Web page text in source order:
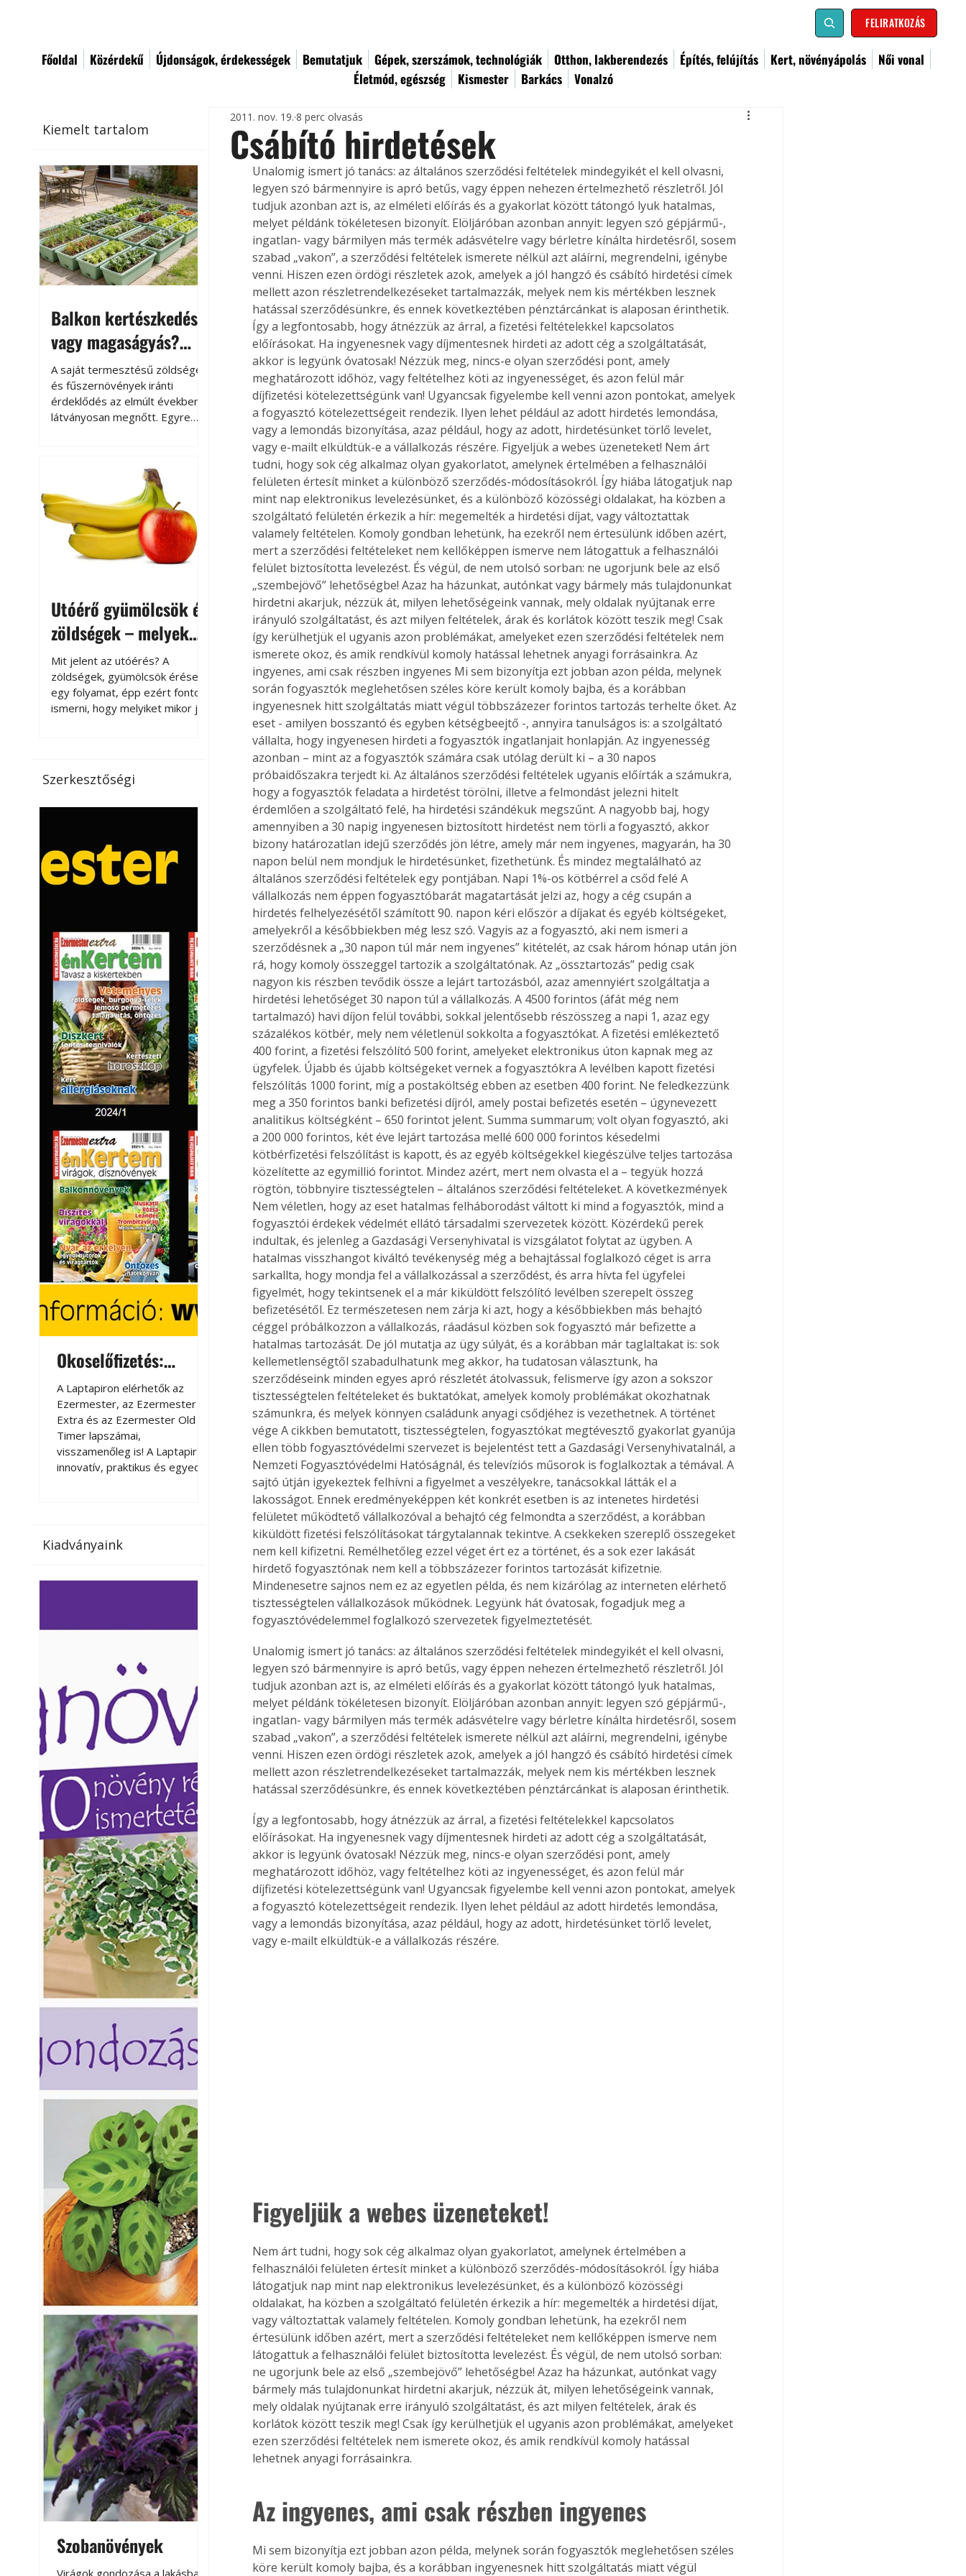
FELIRATKOZÁS
Főoldal Közérdekű Újdonságok, érdekességek Bemutatjuk Gépek, szerszámok, technológiák Otthon, lakberendezés Építés, felújítás Kert, növényápolás
Női vonal
Életmód, egészség
Kismester Barkács Vonalzó
Kiemelt tartalom
Balkon kertészkedés
vagy magaságyás?
Helytakarékos
kertészkedés
A saját termesztésű zöldségek
és fűszernövények iránti
érdeklődés az elmúlt években
látványosan megnőtt. Egyre
kertészkedés sokak számára
kikapcsolódást és feltöltődést
is jelent.
Utóérő gyümölcsök és
zöldségek – melyek
érnek tovább leszedés
után?
Mit jelent az utóérés? A
zöldségek, gyümölcsök érése
egy folyamat, épp ezért fontos
ismerni, hogy melyiket mikor jó
paradicsomot sokszor
gazdasági érettségben, azaz
Utóérik eközben, de nem lesz
olyan ízű, mint amit a saját
kertünkben, biológiai
tárolható h
Szerkesztőségi
Okoselőfizetés:
Ezermester Extra
A Laptapiron elérhetők az
Ezermester, az Ezermester
Extra és az Ezermester Old
Timer lapszámai,
visszamenőleg is! A Laptapir új,
innovatív, praktikus és egyedi
az otthonában, útközben vagy
elérhetők lapszámaink. Bárhol,
Okoselőfizetés
A Laptapiron elérhetők az
Ezermester, az Ezermester
Extra és az Ezermester Old
Timer lapszámai,
visszamenőleg is! A Laptapir új,
innovatív, praktikus és egyedi
megoldás a nyomtatott
magazinok digitális olvasására
számítógépen, okostelefonon
vagy táblagépen. Kényelmesen
az otthonában, útközben vagy
nyaralás, pihenés alatt is
elérhetők lapszámaink. Bárhol,
bármikor, akár külföldön élve
vagy dolgozva is olvashatók az
Ezermester lapszámai. A
mert: – t
Együtt jobban megéri!
Bővebb információ itt!
Együtt jobban megéri! A
könyvek tetszőleges
párosítással kedvezményes
áron, 0 Ft postaköltséggel
megrendelhetők!
Kiadványaink
Szobanövények
Virágoskert: kertben,
teraszon, lakásban
Gyógyító növények: a
természet kincsei az
Csábító hirdetések
2011. nov. 19. 8 perc olvasás
Unalomig ismert jó tanács: az általános szerződési feltételek mindegyikét el kell olvasni,
legyen szó bármennyire is apró betűs, vagy éppen nehezen értelmezhető részletről. Jól
tudjuk azonban azt is, az elméleti előírás és a gyakorlat között tátongó lyuk hatalmas,
melyet példánk tökéletesen bizonyít. Elöljáróban azonban annyit: legyen szó gépjármű-,
ingatlan- vagy bármilyen más termék adásvételre vagy bérletre kínálta hirdetésről, sosem
szabad „vakon”, a szerződési feltételek ismerete nélkül azt aláírni, megrendelni, igénybe
venni. Hiszen ezen ördögi részletek azok, amelyek a jól hangzó és csábító hirdetési címek
mellett azon részletrendelkezéseket tartalmazzák, melyek nem kis mértékben lesznek
hatással szerződésünkre, és ennek következtében pénztárcánkat is alaposan érinthetik.
Így a legfontosabb, hogy átnézzük az árral, a fizetési feltételekkel kapcsolatos
előírásokat. Ha ingyenesnek vagy díjmentesnek hirdeti az adott cég a szolgáltatását,
akkor is legyünk óvatosak! Nézzük meg, nincs-e olyan szerződési pont, amely
meghatározott időhöz, vagy feltételhez köti az ingyenességet, és azon felül már
díjfizetési kötelezettségünk van! Ugyancsak figyelembe kell venni azon pontokat, amelyek
a fogyasztó kötelezettségeit rendezik. Ilyen lehet például az adott hirdetés lemondása,
vagy a lemondás bizonyítása, azaz például, hogy az adott, hirdetésünket törlő levelet,
vagy e-mailt elküldtük-e a vállalkozás részére. Figyeljük a webes üzeneteket! Nem árt
tudni, hogy sok cég alkalmaz olyan gyakorlatot, amelynek értelmében a felhasználói
felületen értesít minket a különböző szerződés-módosításokról. Így hiába látogatjuk nap
mint nap elektronikus levelezésünket, és a különböző közösségi oldalakat, ha közben a
szolgáltató felületén érkezik a hír: megemelték a hirdetési díjat, vagy változtattak
valamely feltételen. Komoly gondban lehetünk, ha ezekről nem értesülünk időben azért,
mert a szerződési feltételeket nem kellőképpen ismerve nem látogattuk a felhasználói
felület biztosította levelezést. És végül, de nem utolsó sorban: ne ugorjunk bele az első
„szembejövő” lehetőségbe! Azaz ha házunkat, autónkat vagy bármely más tulajdonunkat
hirdetni akarjuk, nézzük át, milyen lehetőségeink vannak, mely oldalak nyújtanak erre
irányuló szolgáltatást, és azt milyen feltételek, árak és korlátok között teszik meg! Csak
így kerülhetjük el ugyanis azon problémákat, amelyeket ezen szerződési feltételek nem
ismerete okoz, és amik rendkívül komoly hatással lehetnek anyagi forrásainkra. Az
ingyenes, ami csak részben ingyenes Mi sem bizonyítja ezt jobban azon példa, melynek
során fogyasztók meglehetősen széles köre került komoly bajba, és a korábban
ingyenesnek hitt szolgáltatás miatt végül többszázezer forintos tartozás terhelte őket. Az
eset - amilyen bosszantó és egyben kétségbeejtő -, annyira tanulságos is: a szolgáltató
vállalta, hogy ingyenesen hirdeti a fogyasztók ingatlanjait honlapján. Az ingyenesség
azonban – mint az a fogyasztók számára csak utólag derült ki – a 30 napos
próbaidőszakra terjedt ki. Az általános szerződési feltételek ugyanis előírták a számukra,
hogy a fogyasztók feladata a hirdetést törölni, illetve a felmondást jelezni hitelt
érdemlően a szolgáltató felé, ha hirdetési szándékuk megszűnt. A nagyobb baj, hogy
amennyiben a 30 napig ingyenesen biztosított hirdetést nem törli a fogyasztó, akkor
bizony határozatlan idejű szerződés jön létre, amely már nem ingyenes, magyarán, ha 30
napon belül nem mondjuk le hirdetésünket, fizethetünk. És mindez megtalálható az
általános szerződési feltételek egy pontjában. Napi 1%-os kötbérrel a csőd felé A
vállalkozás nem éppen fogyasztóbarát magatartását jelzi az, hogy a cég csupán a
hirdetés felhelyezésétől számított 90. napon kéri először a díjakat és egyéb költségeket,
amelyekről a későbbiekben még lesz szó. Vagyis az a fogyasztó, aki nem ismeri a
szerződésnek a „30 napon túl már nem ingyenes” kitételét, az csak három hónap után jön
rá, hogy komoly összeggel tartozik a szolgáltatónak. Az „össztartozás” pedig csak
nagyon kis részben tevődik össze a lejárt tartozásból, azaz amennyiért szolgáltatja a
hirdetési lehetőséget 30 napon túl a vállalkozás. A 4500 forintos (áfát még nem
tartalmazó) havi díjon felül további, sokkal jelentősebb részösszeg a napi 1, azaz egy
százalékos kötbér, mely nem véletlenül sokkolta a fogyasztókat. A fizetési emlékeztető
400 forint, a fizetési felszólító 500 forint, amelyeket elektronikus úton kapnak meg az
ügyfelek. Újabb és újabb költségeket vernek a fogyasztókra A levélben kapott fizetési
felszólítás 1000 forint, míg a postaköltség ebben az esetben 400 forint. Ne feledkezzünk
meg a 350 forintos banki befizetési díjról, amely postai befizetés esetén – úgynevezett
analitikus költségként – 650 forintot jelent. Summa summarum; volt olyan fogyasztó, aki
a 200 000 forintos, két éve lejárt tartozása mellé 600 000 forintos késedelmi
kötbérfizetési felszólítást is kapott, és az egyéb költségekkel kiegészülve teljes tartozása
közelítette az egymillió forintot. Mindez azért, mert nem olvasta el a – tegyük hozzá
rögtön, többnyire tisztességtelen – általános szerződési feltételeket. A következmények
Nem véletlen, hogy az eset hatalmas felháborodást váltott ki mind a fogyasztók, mind a
fogyasztói érdekek védelmét ellátó társadalmi szervezetek között. Közérdekű perek
indultak, és jelenleg a Gazdasági Versenyhivatal is vizsgálatot folytat az ügyben. A
hatalmas visszhangot kiváltó tevékenység még a behajtással foglalkozó céget is arra
sarkallta, hogy mondja fel a vállalkozással a szerződést, és arra hívta fel ügyfelei
figyelmét, hogy tekintsenek el a már kiküldött felszólító levélben szerepelt összeg
befizetésétől. Ez természetesen nem zárja ki azt, hogy a későbbiekben más behajtó
céggel próbálkozzon a vállalkozás, ráadásul közben sok fogyasztó már befizette a
hatalmas tartozását. De jól mutatja az ügy súlyát, és a korábban már taglaltakat is: sok
kellemetlenségtől szabadulhatunk meg akkor, ha tudatosan választunk, ha
szerződéseink minden egyes apró részletét átolvassuk, felismerve így azon a sokszor
tisztességtelen feltételeket és buktatókat, amelyek komoly problémákat okozhatnak
számunkra, és melyek könnyen családunk anyagi csődjéhez is vezethetnek. A történet
vége A cikkben bemutatott, tisztességtelen, fogyasztókat megtévesztő gyakorlat gyanúja
ellen több fogyasztóvédelmi szervezet is bejelentést tett a Gazdasági Versenyhivatalnál, a
Nemzeti Fogyasztóvédelmi Hatóságnál, és televíziós műsorok is foglalkoztak a témával. A
sajtó útján igyekeztek felhívni a figyelmet a veszélyekre, tanácsokkal látták el a
lakosságot. Ennek eredményeképpen két konkrét esetben is az intenetes hirdetési
felületet működtető vállalkozóval a behajtó cég felmondta a szerződést, a korábban
kiküldött fizetési felszólításokat tárgytalannak tekintve. A csekkeken szereplő összegeket
nem kell kifizetni. Remélhetőleg ezzel véget ért ez a történet, és a sok ezer lakását
hirdető fogyasztónak nem kell a többszázezer forintos tartozását kifizetnie.
Mindenesetre sajnos nem ez az egyetlen példa, és nem kizárólag az interneten elérhető
tisztességtelen vállalkozások működnek. Legyünk hát óvatosak, fogadjuk meg a
fogyasztóvédelemmel foglalkozó szervezetek figyelmeztetését.
Unalomig ismert jó tanács: az általános szerződési feltételek mindegyikét el kell olvasni,
legyen szó bármennyire is apró betűs, vagy éppen nehezen értelmezhető részletről. Jól
tudjuk azonban azt is, az elméleti előírás és a gyakorlat között tátongó lyuk hatalmas,
melyet példánk tökéletesen bizonyít. Elöljáróban azonban annyit: legyen szó gépjármű-,
ingatlan- vagy bármilyen más termék adásvételre vagy bérletre kínálta hirdetésről, sosem
szabad „vakon”, a szerződési feltételek ismerete nélkül azt aláírni, megrendelni, igénybe
venni. Hiszen ezen ördögi részletek azok, amelyek a jól hangzó és csábító hirdetési címek
mellett azon részletrendelkezéseket tartalmazzák, melyek nem kis mértékben lesznek
hatással szerződésünkre, és ennek következtében pénztárcánkat is alaposan érinthetik.
Így a legfontosabb, hogy átnézzük az árral, a fizetési feltételekkel kapcsolatos
előírásokat. Ha ingyenesnek vagy díjmentesnek hirdeti az adott cég a szolgáltatását,
akkor is legyünk óvatosak! Nézzük meg, nincs-e olyan szerződési pont, amely
meghatározott időhöz, vagy feltételhez köti az ingyenességet, és azon felül már
díjfizetési kötelezettségünk van! Ugyancsak figyelembe kell venni azon pontokat, amelyek
a fogyasztó kötelezettségeit rendezik. Ilyen lehet például az adott hirdetés lemondása,
vagy a lemondás bizonyítása, azaz például, hogy az adott, hirdetésünket törlő levelet,
vagy e-mailt elküldtük-e a vállalkozás részére.
Figyeljük a webes üzeneteket!
Nem árt tudni, hogy sok cég alkalmaz olyan gyakorlatot, amelynek értelmében a
felhasználói felületen értesít minket a különböző szerződés-módosításokról. Így hiába
látogatjuk nap mint nap elektronikus levelezésünket, és a különböző közösségi
oldalakat, ha közben a szolgáltató felületén érkezik a hír: megemelték a hirdetési díjat,
vagy változtattak valamely feltételen. Komoly gondban lehetünk, ha ezekről nem
értesülünk időben azért, mert a szerződési feltételeket nem kellőképpen ismerve nem
látogattuk a felhasználói felület biztosította levelezést. És végül, de nem utolsó sorban:
ne ugorjunk bele az első „szembejövő” lehetőségbe! Azaz ha házunkat, autónkat vagy
bármely más tulajdonunkat hirdetni akarjuk, nézzük át, milyen lehetőségeink vannak,
mely oldalak nyújtanak erre irányuló szolgáltatást, és azt milyen feltételek, árak és
korlátok között teszik meg! Csak így kerülhetjük el ugyanis azon problémákat, amelyeket
ezen szerződési feltételek nem ismerete okoz, és amik rendkívül komoly hatással
lehetnek anyagi forrásainkra.
Az ingyenes, ami csak részben ingyenes
Mi sem bizonyítja ezt jobban azon példa, melynek során fogyasztók meglehetősen széles
köre került komoly bajba, és a korábban ingyenesnek hitt szolgáltatás miatt végül